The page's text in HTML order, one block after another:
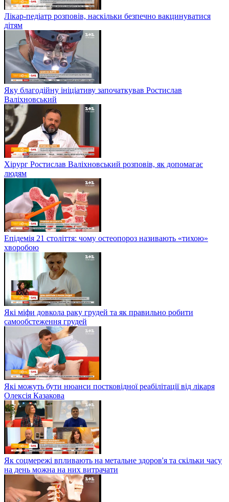
Лікар-педіатр розповів, наскільки безпечно вакцинуватися
дітям
Яку благодійну ініціативу започаткував Ростислав
Валіхновський
Хірург Ростислав Валіхновський розповів, як допомагає
людям
Епідемія 21 століття: чому остеопороз називають «тихою»
хворобою
Які міфи довкола раку грудей та як правильно робити
самообстеження грудей
Які можуть бути нюанси постковідної реабілітації від лікаря
Олексія Казакова
Як соцмережі впливають на метальне здоров'я та скільки часу
на день можна на них витрачати